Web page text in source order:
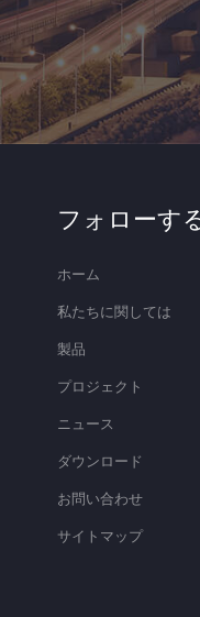
フォローす
ホーム
私たちに関しては
製品
プロジェクト
ニュース
ダウンロード
お問い合わせ
サイトマップ